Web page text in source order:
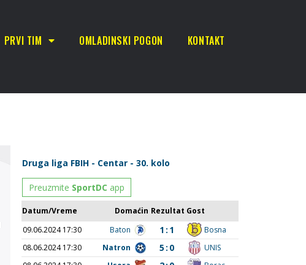
PRVI TIM OMLADINSKI POGON KONTAKT